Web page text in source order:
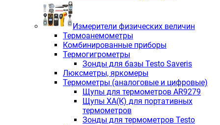
Измерители физических величин
Термоанемометры
Комбинированные приборы
Термогигрометры
Зонды для базы Testo Saveris
Люксметры, яркомеры
Термометры (аналоговые и цифровые)
Щупы для термометров AR9279
Щупы ХА(К) для портативных
термометров
Зонды для термометров Testo